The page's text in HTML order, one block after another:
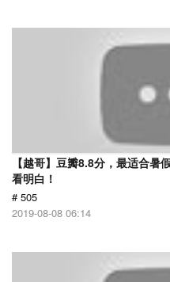
【越哥】豆瓣8.8分，最适合暑
看明白！
# 505
2019-08-08 06:14